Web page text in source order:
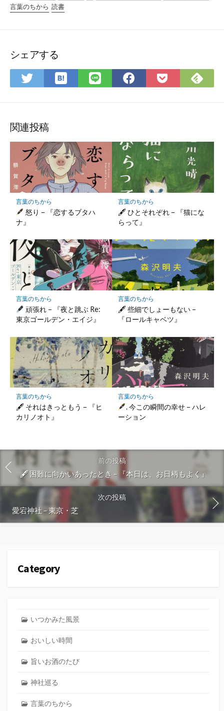
言葉のちから 読書
シェアする
Twitter
で
ア
は
て
ク
マ
ー
ク
に
保
存
LINE
で
Facebook
で
Pocket
に
で
関連投稿
言葉のちから
怒り – 『恋するブタハ
ナ』
言葉のちから
🖋 ひとそれぞれ – 『猫にな
らって』
言葉のちから
頑張れ – 『夜と跳ぶ Re:
東京ゴールデン・エイジ』
言葉のちから
🖋 些細でしょーもない –
『ロールキャベツ』
言葉のちから
🖋 それはきっともう – 『ヒ
カリノオト』
言葉のちから
. 今この瞬間の幸せ – ハレ
ーション
前の投稿
🖋 困難に向かいあったとき – 『本日は、お日柄もよく』
次の投稿
愛宕神社 – 東京・芝
Category
いつかみた風景
おいしい時間
旨いお酒のたび
神社巡る
言葉のちから